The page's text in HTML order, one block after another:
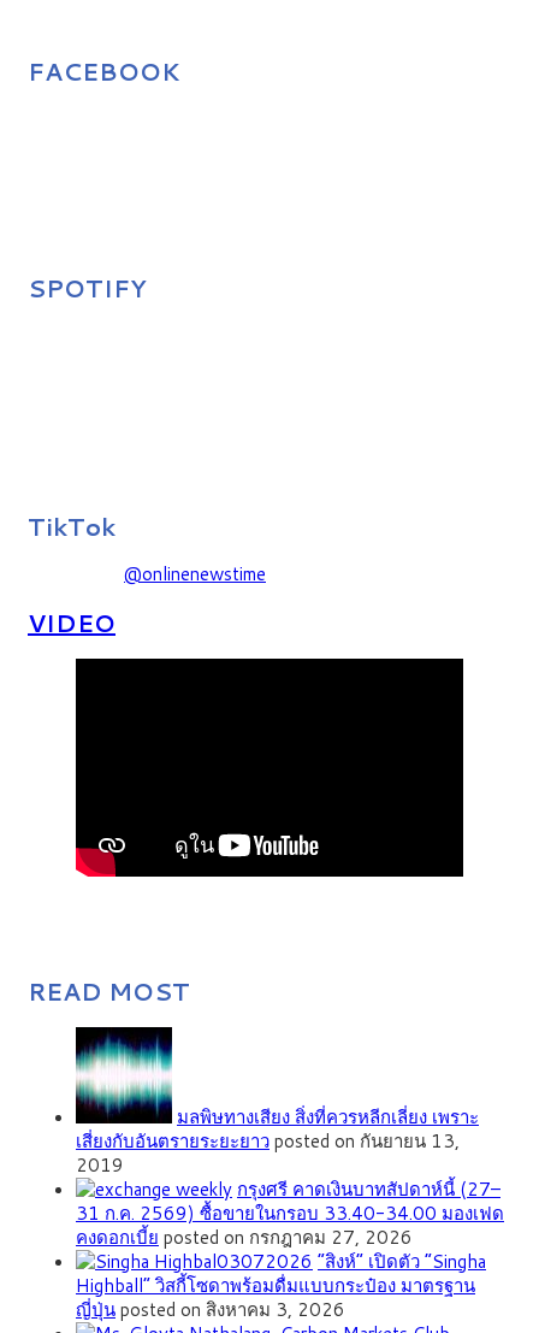
FACEBOOK
SPOTIFY
TikTok
@onlinenewstime
VIDEO
READ MOST
มลพิษทางเสียง สิ่งที่ควรหลีกเลี่ยง เพราะ
เสี่ยงกับอันตรายระยะยาวposted on กันยายน 13,
2019
กรุงศรี คาดเงินบาทสัปดาห์นี้ (27–
31 ก.ค. 2569) ซื้อขายในกรอบ 33.40-34.00 มองเฟด
คงดอกเบี้ย posted on กรกฎาคม 27, 2026
“สิงห์” เปิดตัว “Singha
Highball” วิสกี้โซดาพร้อมดื่มแบบกระป๋อง มาตรฐาน
ญี่ปุ่นposted on สิงหาคม 3, 2026